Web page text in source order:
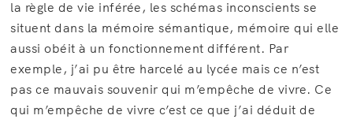
la règle de vie inférée, les schémas inconscients se
situent dans la mémoire sémantique, mémoire qui elle
aussi obéit à un fonctionnement différent. Par
exemple, j’ai pu être harcelé au lycée mais ce n’est
pas ce mauvais souvenir qui m’empêche de vivre. Ce
qui m’empêche de vivre c’est ce que j’ai déduit de